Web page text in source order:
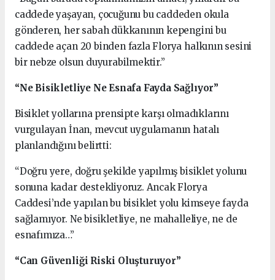
caddede yaşayan, çocuğunu bu caddeden okula
gönderen, her sabah dükkanının kepengini bu
caddede açan 20 binden fazla Florya halkının sesini
bir nebze olsun duyurabilmektir.”
“Ne Bisikletliye Ne Esnafa Fayda Sağlıyor”
Bisiklet yollarına prensipte karşı olmadıklarını
vurgulayan İnan, mevcut uygulamanın hatalı
planlandığını belirtti:
“Doğru yere, doğru şekilde yapılmış bisiklet yolunu
sonuna kadar destekliyoruz. Ancak Florya
Caddesi’nde yapılan bu bisiklet yolu kimseye fayda
sağlamıyor. Ne bisikletliye, ne mahalleliye, ne de
esnafımıza…”
“Can Güvenliği Riski Oluşturuyor”